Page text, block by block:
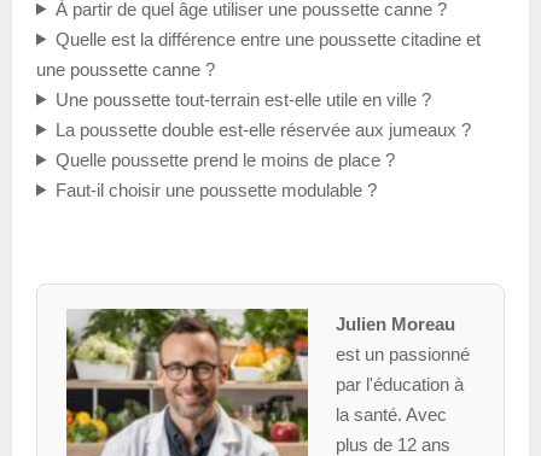
À partir de quel âge utiliser une poussette canne ?
Quelle est la différence entre une poussette citadine et
une poussette canne ?
Une poussette tout-terrain est-elle utile en ville ?
La poussette double est-elle réservée aux jumeaux ?
Quelle poussette prend le moins de place ?
Faut-il choisir une poussette modulable ?
Julien Moreau
est un passionné
par l'éducation à
la santé. Avec
plus de 12 ans